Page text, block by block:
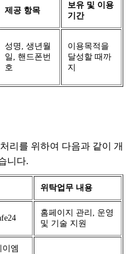
제공 항목
보유 및 이용
기간
성명, 생년월
일, 핸드폰번
호
이용목적을
달성할 때까
지
리를 위하여 다음과 같이 개
니다.
위탁업무 내용
홈페이지 관리, 운영
및 기술 지원
엠